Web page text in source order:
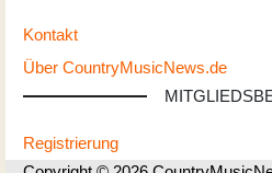
Kontakt
Über CountryMusicNews.de
Registrierung